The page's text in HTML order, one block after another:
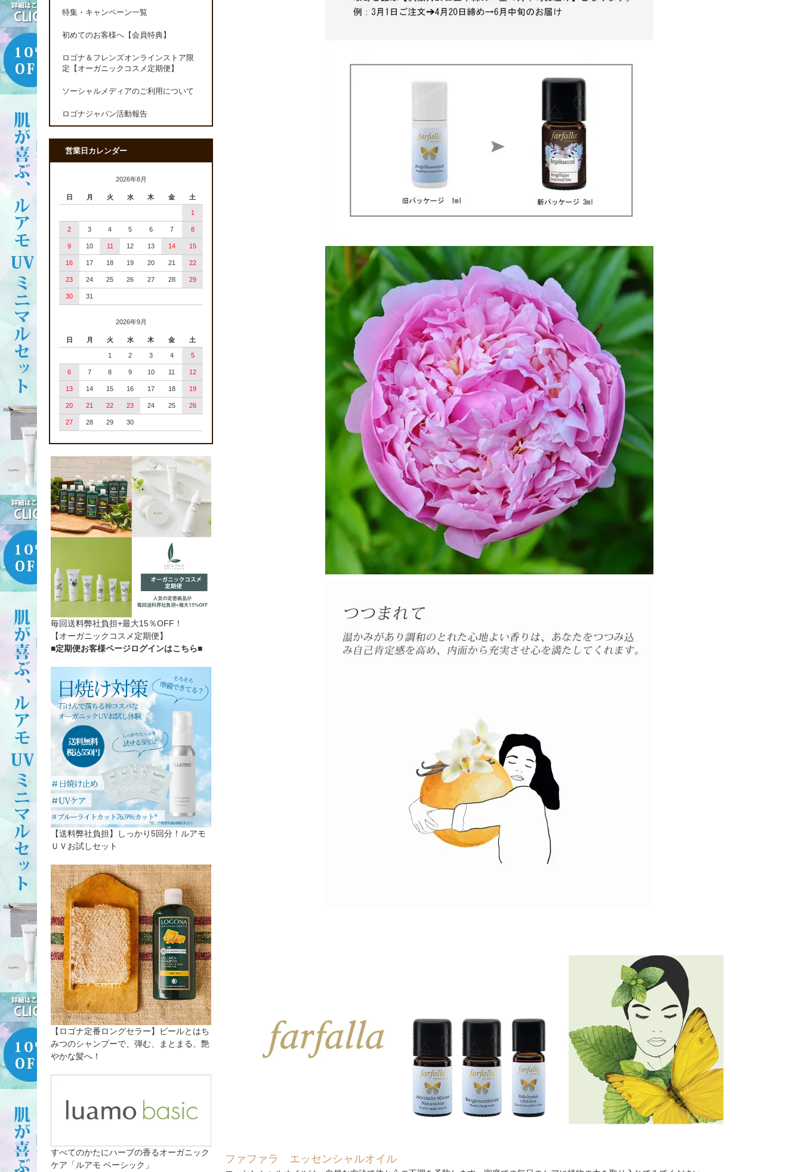
ファファラ エッセンシャルオイル
特集・キャンペーン一覧
初めてのお客様へ【会員特典】
ロゴナ＆フレンズオンラインストア限
定【オーガニックコスメ定期便】
ソーシャルメディアのご利用について
ロゴナジャパン活動報告
営業日カレンダー
2026年8月
日 月 火 水 木 金 土
1
2 3 4 5 6 7 8
9 10 11 12 13 14 15
16 17 18 19 20 21 22
23 24 25 26 27 28 29
30 31
2026年9月
日 月 火 水 木 金 土
1 2 3 4 5
6 7 8 9 10 11 12
13 14 15 16 17 18 19
20 21 22 23 24 25 26
27 28 29 30
毎回送料弊社負担+最大15％OFF！
【オーガニックコスメ定期便】
■定期便お客様ページログインはこちら■
【送料弊社負担】しっかり5回分！ルアモ
ＵＶお試しセット
【ロゴナ定番ロングセラー】ビールとはち
みつのシャンプーで、弾む、まとまる、艶
やかな髪へ！
すべてのかたにハーブの香るオーガニック
ケア「ルアモ ベーシック」